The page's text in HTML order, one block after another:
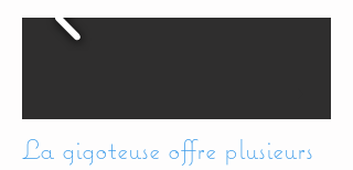
La gigoteuse offre plusieurs